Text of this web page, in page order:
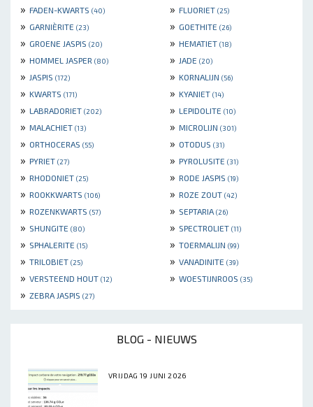
» FADEN-KWARTS (40) » FLUORIET (25)
» GARNIÈRITE (23) » GOETHITE (26)
» GROENE JASPIS (20) » HEMATIET (18)
» HOMMEL JASPER (80) » JADE (20)
» JASPIS (172) » KORNALIJN (56)
» KWARTS (171) » KYANIET (14)
» LABRADORIET (202) » LEPIDOLITE (10)
» MALACHIET (13) » MICROLIJN (301)
» ORTHOCERAS (55) » OTODUS (31)
» PYRIET (27) » PYROLUSITE (31)
» RHODONIET (25) » RODE JASPIS (19)
» ROOKKWARTS (106) » ROZE ZOUT (42)
» ROZENKWARTS (57) » SEPTARIA (26)
» SHUNGITE (80) » SPECTROLIET (11)
» SPHALERITE (15) » TOERMALIJN (99)
» TRILOBIET (25) » VANADINITE (39)
» VERSTEEND HOUT (12) » WOESTIJNROOS (35)
» ZEBRA JASPIS (27)
BLOG - NIEUWS
VRIJDAG 19 JUNI 2026